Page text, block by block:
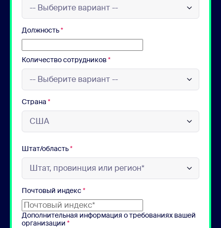
Должность*
Количество сотрудников*
Страна *
Штат/область*
Почтовый индекс*
Дополнительная информация о требованиях вашей
организации *